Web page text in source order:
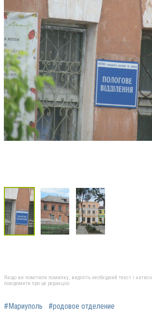
Якщо ви помітили помилку, виділіть необхідний текст і
повідомити про це редакцію
#Мариуполь #родовое отделение